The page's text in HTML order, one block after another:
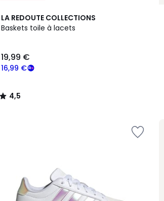
LA REDOUTE COLLECTIONS
Baskets toile à lacets
16,99 €
19,99 €
4,5
/ 5
4,5
/